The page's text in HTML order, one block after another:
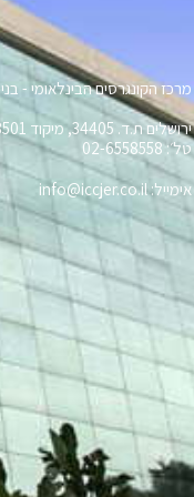
מרכז הקונגרסים הבינלאומי -
ירושלים ת.ד. 34405, מיקוד 9543501
טל׳: 02-6558558
אימייל: info@iccjer.co.il